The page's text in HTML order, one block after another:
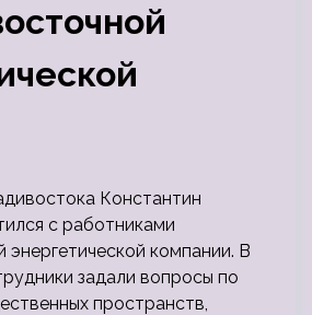
Константин
с работниками
энергетической компании. В
задали вопросы по
пространств,